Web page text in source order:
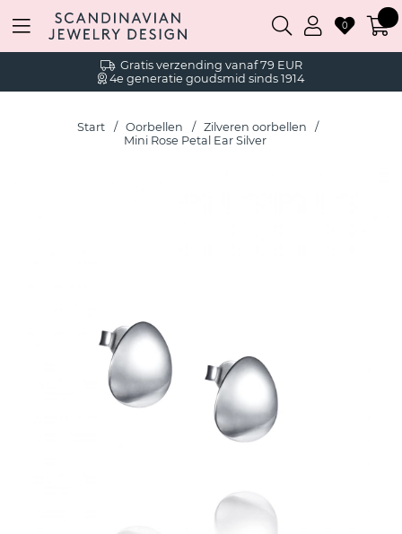
Gratis verzending vanaf 79 EUR
4e generatie goudsmid sinds 1914
0
Start Oorbellen
Zilveren oorbellen
Mini Rose Petal Ear Silver